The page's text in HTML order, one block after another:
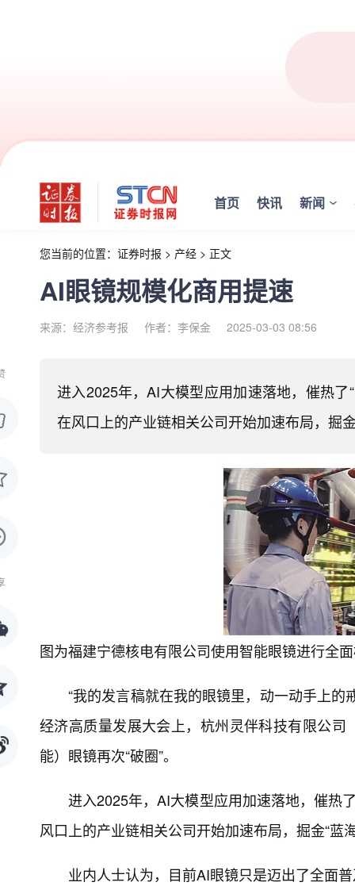
首页 快讯 新闻
您当前的位置： 证券时报 > 产经 > 正文
AI眼镜规模化商用提速
来源：经济参考报 作者：李保金 2025-03-03 08:56
进入2025年，AI大模型应用加速落地，催热
在风口上的产业链相关公司开始加速布局，掘
图为福建宁德核电有限公司使用智能眼镜进行全
“我的发言稿就在我的眼镜里，动一动手上
经济高质量发展大会上，杭州灵伴科技有限公
能）眼镜再次“破圈”。
进入2025年，AI大模型应用加速落地，催热
风口上的产业链相关公司开始加速布局，掘金“蓝
业内人士认为，目前AI眼镜只是迈出了全面